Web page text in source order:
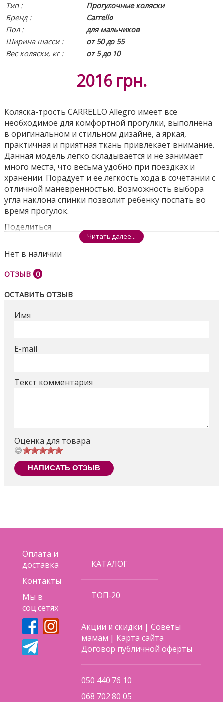
Тип :
Прогулочные коляски
Бренд :
Carrello
Пол :
для мальчиков
Ширина шасси :
от 50 до 55
Вес коляски, кг :
от 5 до 10
2016 грн.
Коляска-трость CARRELLO Allegro имеет все
необходимое для комфортной прогулки, выполнена
в оригинальном и стильном дизайне, а яркая,
практичная и приятная ткань привлекает внимание.
Данная модель легко складывается и не занимает
много места, что весьма удобно при поездках и
хранении. Порадует и ее легкость хода в сочетании с
отличной маневренностью. Возможность выбора
угла наклона спинки позволит ребенку поспать во
время прогулок.
Поделиться
Читать далее...
Нет в наличии
ОТЗЫВ 0
ОСТАВИТЬ ОТЗЫВ
Имя
E-mail
Текст комментария
Оценка для товара
НАПИСАТЬ ОТЗЫВ
Оплата и
доставка
Контакты
Мы в
соц.сетях
КАТАЛОГ
ТОП-20
Акции и скидки |Советы
мамам | Карта сайта
Договор публичной оферты
050 440 76 10
068 702 80 05